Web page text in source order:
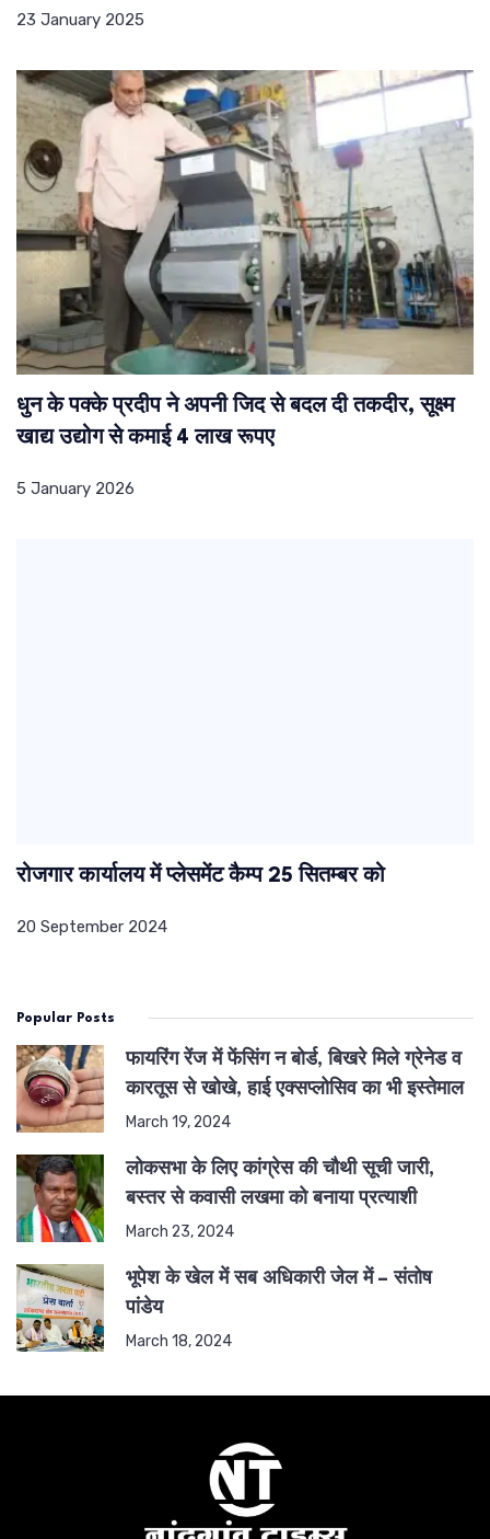
23 January 2025
धुन के पक्के प्रदीप ने अपनी जिद से बदल दी तकदीर, सूक्ष्म
खाद्य उद्योग से कमाई 4 लाख रूपए
5 January 2026
रोजगार कार्यालय में प्लेसमेंट कैम्प 25 सितम्बर को
20 September 2024
Popular Posts
फायरिंग रेंज में फेंसिंग न बोर्ड, बिखरे मिले ग्रेनेड व
कारतूस से खोखे, हाई एक्सप्लोसिव का भी इस्तेमाल
March 19, 2024
लोकसभा के लिए कांग्रेस की चौथी सूची जारी,
बस्तर से कवासी लखमा को बनाया प्रत्याशी
March 23, 2024
भूपेश के खेल में सब अधिकारी जेल में – संतोष
पांडेय
March 18, 2024